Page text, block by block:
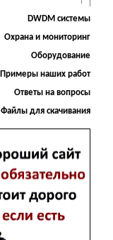
DWDM системы
Охрана и мониторинг
Оборудование
Примеры наших работ
Ответы на вопросы
Файлы для скачивания